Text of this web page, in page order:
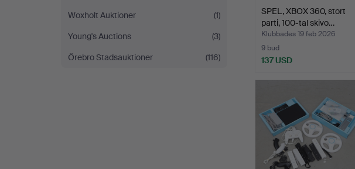
Woxholt Auktioner
(1)
Young's Auctions
(3)
Örebro Stadsauktioner
(116)
SPEL, XBOX 360, stort
parti, 100-tal skivo…
Klubbades 19 feb 2026
9 bud
137 USD